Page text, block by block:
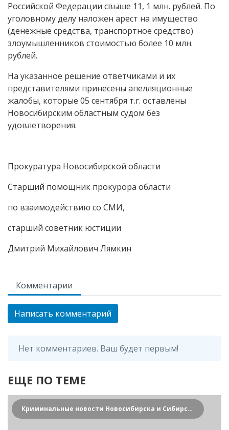
Российской Федерации свыше 11, 1 млн. рублей. По
уголовному делу наложен арест на имущество
(денежные средства, транспортное средство)
злоумышленников стоимостью более 10 млн.
рублей.
На указанное решение ответчиками и их
представителями принесены апелляционные
жалобы, которые 05 сентября т.г. оставлены
Новосибирским областным судом без
удовлетворения.
Прокуратура Новосибирской области
Старший помощник прокурора области
по взаимодействию со СМИ,
старший советник юстиции
Дмитрий Михайлович Лямкин
Комментарии
Написать комментарий
Нет комментариев. Ваш будет первым!
ЕЩЕ ПО ТЕМЕ
Криминальные новости Новосибирска и Сибирского региона